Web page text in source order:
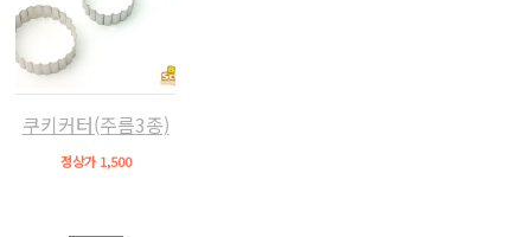
쿠키커터(주름3종)
정상가 1,500